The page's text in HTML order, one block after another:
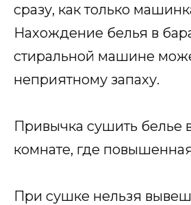
сразу, как только
Нахождение белья в
стиральной машине
неприятному запаху.
Привычка сушить белье
комнате, где
При сушке нельзя